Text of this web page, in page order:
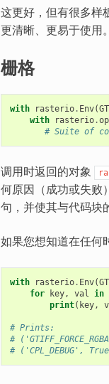
这更好，但有很多样
更清晰、更易于使用。
栅格
with rasterio. Env(
with
rasterio.
# Suite of
调用时返回的对象
何原因（成功或失败
句，并使其与代码块
如果您想知道在任何
with rasterio. Env(
for
key, val in
print( key,
# Prints:
#
# ('CPL_DEBUG',